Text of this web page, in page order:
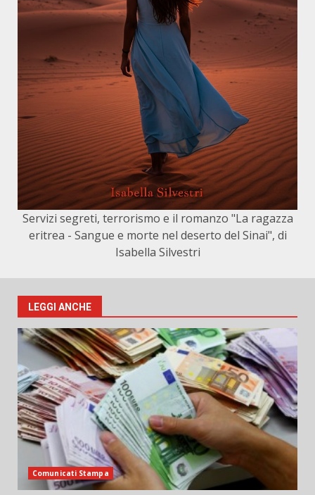
Servizi segreti, terrorismo e il romanzo "La ragazza
eritrea - Sangue e morte nel deserto del Sinai", di
Isabella Silvestri
LEGGI ANCHE
Comunicati Stampa